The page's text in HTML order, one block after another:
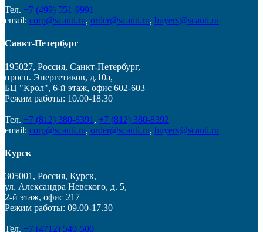
Тел. +7 (499) 551-9991
email: corp@scanti.ru, order@scanti.ru, buyers@scanti.ru
Санкт-Петербург
195027, Россия, Санкт-Петербург,
просп. Энергетиков, д.10а,
БЦ "Крол", 6-й этаж, офис 602-603
Режим работы: 10.00-18.30
Тел. +7 (812) 380-8391 , +7 (812) 380-8392
email: corp@scanti.ru, order@scanti.ru, buyers@scanti.ru
Курск
305001, Россия, Курск,
ул. Александра Невского, д. 5,
2-й этаж, офис 217
Режим работы: 09.00-17.30
Тел. +7 (4712) 540-500